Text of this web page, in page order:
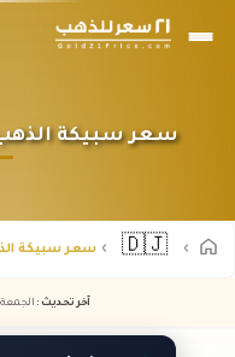
سعر سبيكة الذهب ٢٠ جرام عيار ٢٤ في
🇩🇯 سعر سبيكة الذهب 20 جرام عيار 24
آخر تحديث : الجمعة